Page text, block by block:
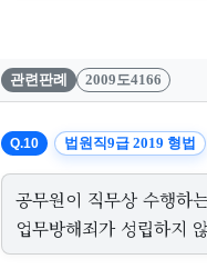
관련판례 2009도4166
Q.10 법원직9급 2019 형법
공무원이 직무상 수행하
업무방해죄가 성립하지